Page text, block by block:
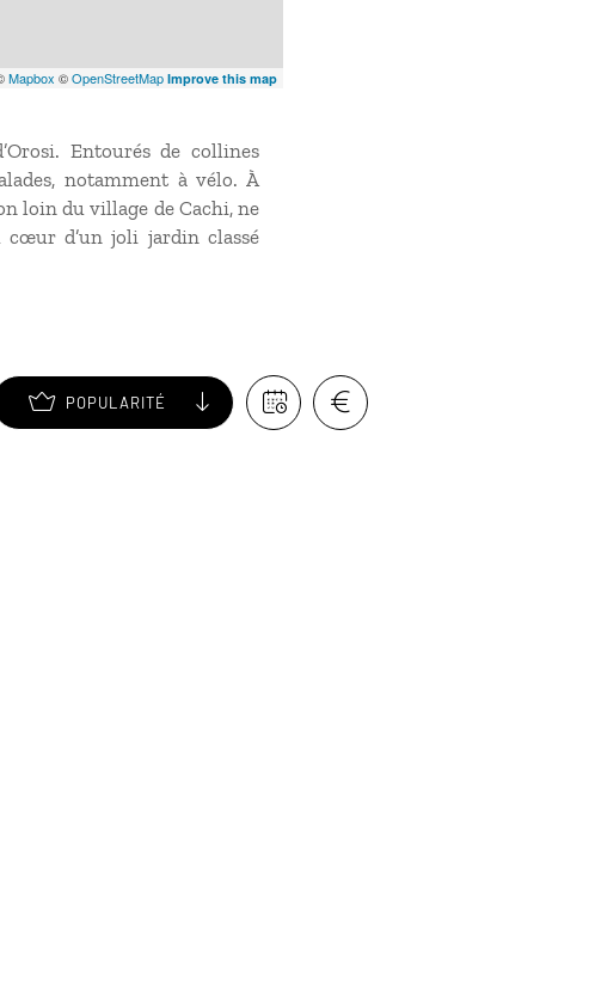
Mapbox ©OpenStreetMap Improve this map
Entourés de collines
notamment à vélo. À
loin du village de Cachi, ne
cœur d’un joli jardin classé
POPULARITÉ